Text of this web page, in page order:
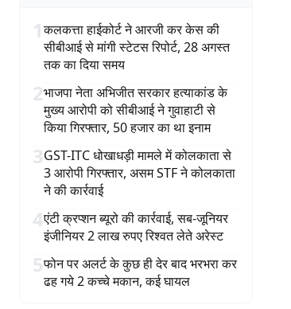
1कलकत्ता हाईकोर्ट ने आरजी कर केस की
सीबीआई से मांगी स्टेटस रिपोर्ट, 28 अगस्त
तक का दिया समय
2भाजपा नेता अभिजीत सरकार हत्याकांड के
मुख्य आरोपी को सीबीआई ने गुवाहाटी से
किया गिरफ्तार, 50 हजार का था इनाम
3GST-ITC धोखाधड़ी मामले में कोलकाता से
3 आरोपी गिरफ्तार, असम STF ने कोलकाता
ने की कार्रवाई
4एंटी क्रप्शन ब्यूरो की कार्रवाई, सब-जूनियर
इंजीनियर 2 लाख रुपए रिश्वत लेते अरेस्ट
5फोन पर अलर्ट के कुछ ही देर बाद भरभरा कर
ढह गये 2 कच्चे मकान, कई घायल